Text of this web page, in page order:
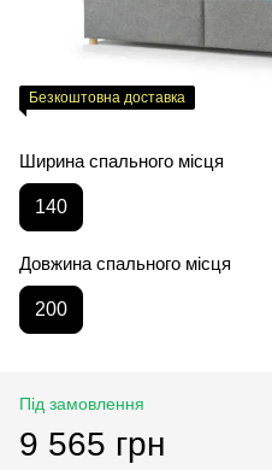
Безкоштовна доставка
Ширина спального місця
140
Довжина спального місця
200
Під замовлення
9 565 грн